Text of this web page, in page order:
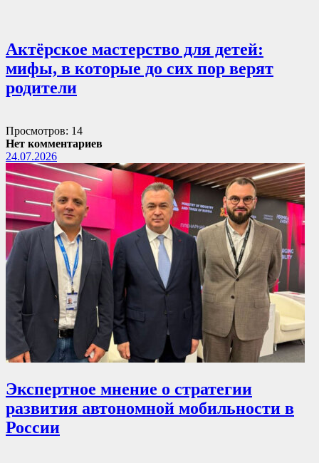
Актёрское мастерство для детей:
мифы, в которые до сих пор верят
родители
Просмотров: 14
Нет комментариев
24.07.2026
Экспертное мнение о стратегии
развития автономной мобильности в
России